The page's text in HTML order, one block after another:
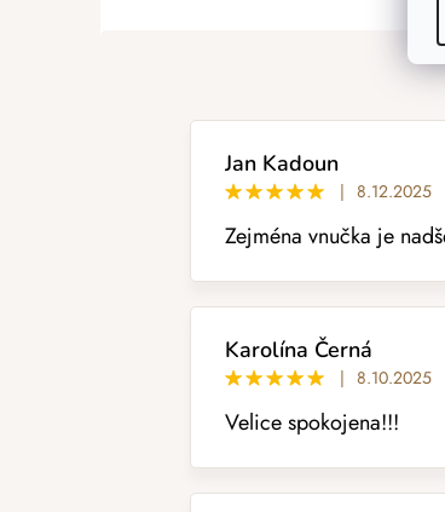
Jan Kadoun
| 8.12.2025
Zejména vnučka je
Karolína Černá
| 8.10.2025
Velice spokojena!!!